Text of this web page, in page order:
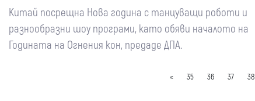
Китай посрещна Нова година с танцуващи роботи и
разнообразни шоу програми, като обяви началото на
Годината на Огнения кон, предаде ДПА.
« 35 36 37 38